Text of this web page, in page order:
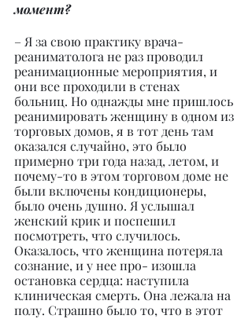
момент?
– Я за свою практику врача-
реаниматолога не раз проводил
реанимационные мероприятия, и
они все проходили в стенах
больниц. Но однажды мне пришлось
реанимировать женщину в одном из
торговых домов, я в тот день там
оказался случайно, это было
примерно три года назад, летом, и
почему-то в этом торговом доме не
были включены кондиционеры,
было очень душно. Я услышал
женский крик и поспешил
посмотреть, что случилось.
Оказалось, что женщина потеряла
сознание, и у нее про- изошла
остановка сердца: наступила
клиническая смерть. Она лежала на
полу. Страшно было то, что в этот